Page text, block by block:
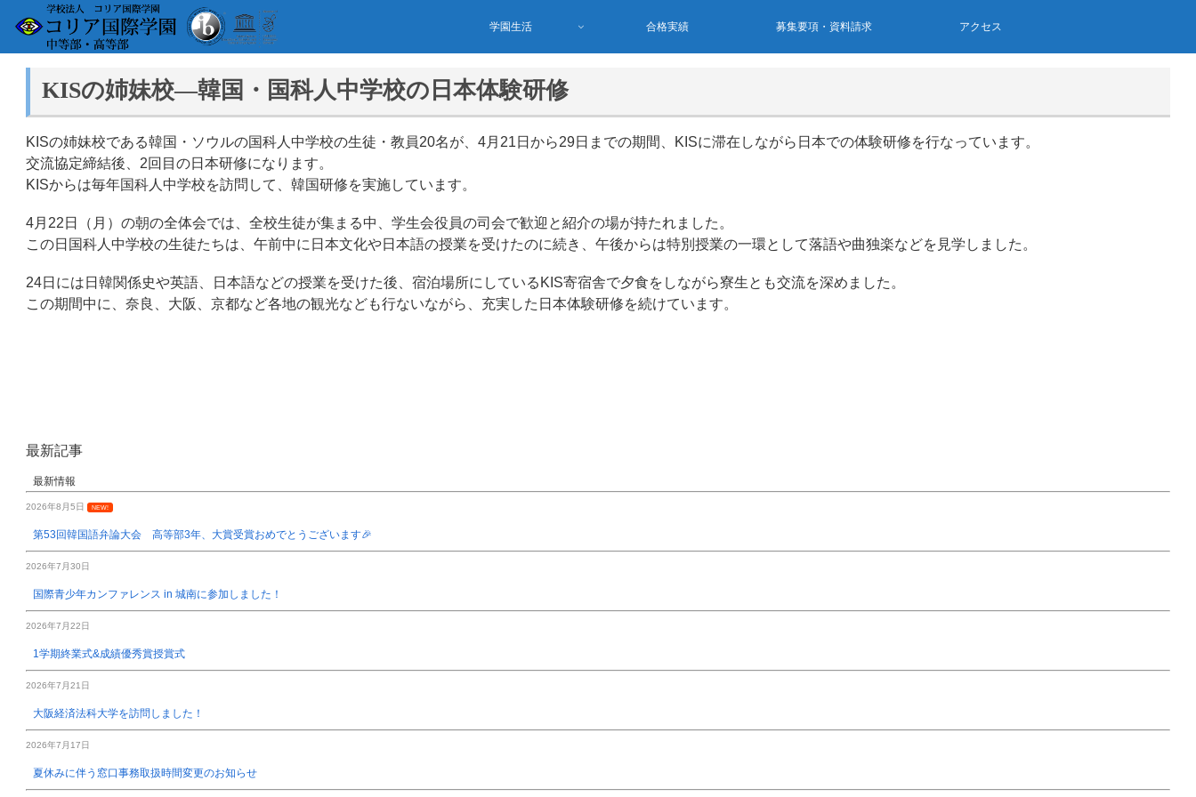
学園生活 合格実績 募集要項・資料請求 アクセス
KISの姉妹校―韓国・国科人中学校の日本体験研修
KISの姉妹校である韓国・ソウルの国科人中学校の生徒・教員20名が、4月21日から29日までの期間、KISに滞在しながら日本での体験研修を行なっています。
交流協定締結後、2回目の日本研修になります。
KISからは毎年国科人中学校を訪問して、韓国研修を実施しています。
4月22日（月）の朝の全体会では、全校生徒が集まる中、学生会役員の司会で歓迎と紹介の場が持たれました。
この日国科人中学校の生徒たちは、午前中に日本文化や日本語の授業を受けたのに続き、午後からは特別授業の一環として落語や曲独楽などを見学しました。
24日には日韓関係史や英語、日本語などの授業を受けた後、宿泊場所にしているKIS寄宿舎で夕食をしながら寮生とも交流を深めました。
この期間中に、奈良、大阪、京都など各地の観光なども行ないながら、充実した日本体験研修を続けています。
最新記事
最新情報
2026年8月5日 NEW!
第53回韓国語弁論大会 高等部3年、大賞受賞おめでとうございます🎉
2026年7月30日
国際青少年カンファレンス in 城南に参加しました！
2026年7月22日
1学期終業式&成績優秀賞授賞式
2026年7月21日
大阪経済法科大学を訪問しました！
2026年7月17日
夏休みに伴う窓口事務取扱時間変更のお知らせ